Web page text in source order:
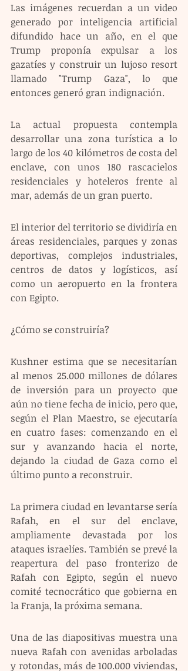
Las imágenes recuerdan a un video
generado por inteligencia artificial
difundido hace un año, en el que
Trump proponía expulsar a los
gazatíes y construir un lujoso resort
llamado "Trump Gaza", lo que
entonces generó gran indignación.
La actual propuesta contempla
desarrollar una zona turística a lo
largo de los 40 kilómetros de costa del
enclave, con unos 180 rascacielos
residenciales y hoteleros frente al
mar, además de un gran puerto.
El interior del territorio se dividiría en
áreas residenciales, parques y zonas
deportivas, complejos industriales,
centros de datos y logísticos, así
como un aeropuerto en la frontera
con Egipto.
¿Cómo se construiría?
Kushner estima que se necesitarían
al menos 25.000 millones de dólares
de inversión para un proyecto que
aún no tiene fecha de inicio, pero que,
según el Plan Maestro, se ejecutaría
en cuatro fases: comenzando en el
sur y avanzando hacia el norte,
dejando la ciudad de Gaza como el
último punto a reconstruir.
La primera ciudad en levantarse sería
Rafah, en el sur del enclave,
ampliamente devastada por los
ataques israelíes. También se prevé la
reapertura del paso fronterizo de
Rafah con Egipto, según el nuevo
comité tecnocrático que gobierna en
la Franja, la próxima semana.
Una de las diapositivas muestra una
nueva Rafah con avenidas arboladas
y rotondas, más de 100.000 viviendas,